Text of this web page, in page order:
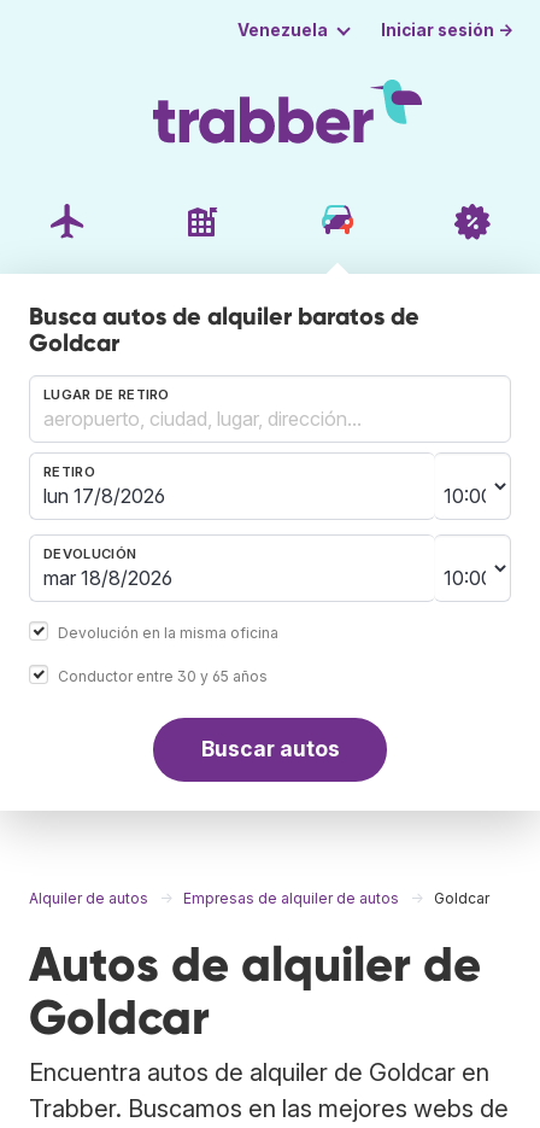
Venezuela Iniciar sesión →
Busca autos de alquiler baratos de
Goldcar
LUGAR DE RETIRO
RETIRO
DEVOLUCIÓN
Devolución en la misma oficina
Conductor entre 30 y 65 años
Buscar autos
Alquiler de autos Empresas de alquiler de autos Goldcar
Autos de alquiler de
Goldcar
Encuentra autos de alquiler de Goldcar en
Trabber. Buscamos en las mejores webs de